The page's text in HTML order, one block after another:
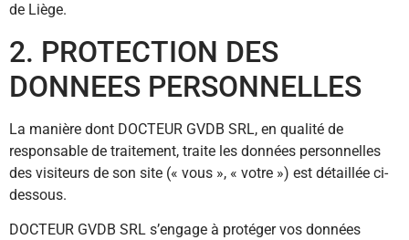
de Liège.
2. PROTECTION DES
DONNEES PERSONNELLES
La manière dont DOCTEUR GVDB SRL, en qualité de
responsable de traitement, traite les données personnelles
des visiteurs de son site (« vous », « votre ») est détaillée ci-
dessous.
DOCTEUR GVDB SRL s’engage à protéger vos données